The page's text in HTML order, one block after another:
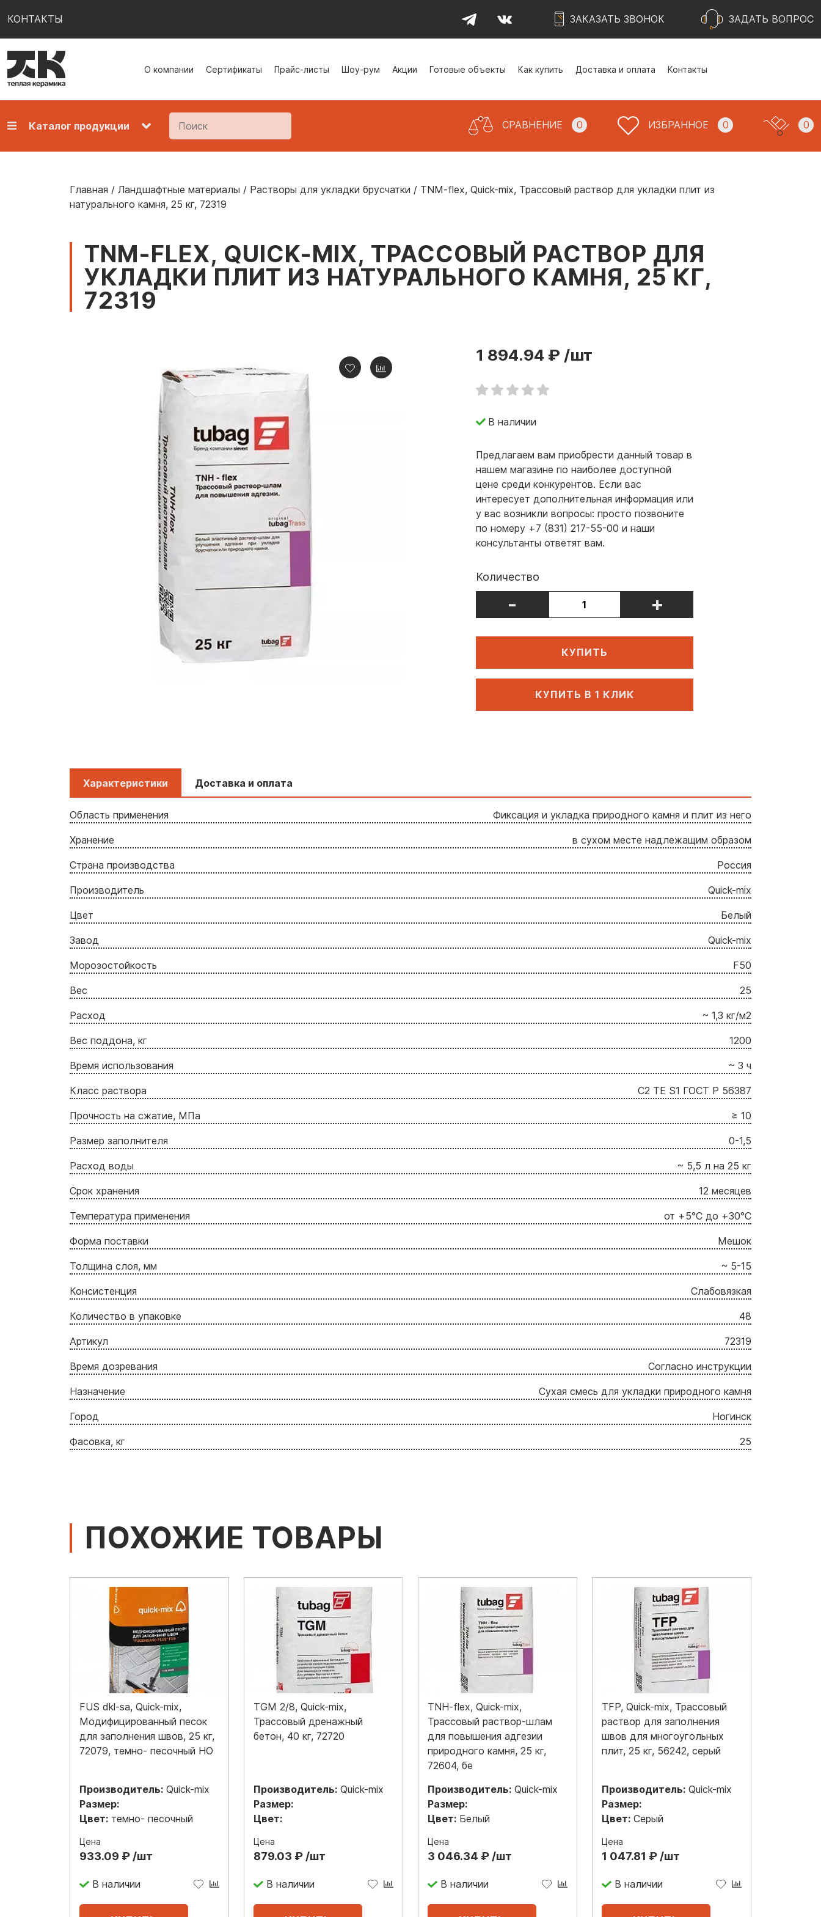
КОНТАКТЫ ЗАКАЗАТЬ ЗВОНОК ЗАДАТЬ ВОПРОС
О компании Сертификаты Прайс-листы Шоу-рум Акции Готовые объекты Как купить Доставка и оплата Контакты
Каталог продукции СРАВНЕНИЕ 0 ИЗБРАННОЕ 0 0
Главная / Ландшафтные материалы / Растворы для укладки брусчатки / TNM-flex, Quick-mix, Трассовый раствор для укладки плит из
натурального камня, 25 кг, 72319
TNM-FLEX, QUICK-MIX, ТРАССОВЫЙ РАСТВОР ДЛЯ
УКЛАДКИ ПЛИТ ИЗ НАТУРАЛЬНОГО КАМНЯ, 25 КГ,
72319
1 894.94 ₽ /шт
В наличии
Предлагаем вам приобрести данный товар в
нашем магазине по наиболее доступной
цене среди конкурентов. Если вас
интересует дополнительная информация или
у вас возникли вопросы: просто позвоните
по номеру +7 (831) 217-55-00 и наши
консультанты ответят вам.
Количество
- +
КУПИТЬ
КУПИТЬ В 1 КЛИК
Характеристики Доставка и оплата
Область применения Фиксация и укладка природного камня и плит из него
Хранение в сухом месте надлежащим образом
Страна производства Россия
Производитель Quick-mix
Цвет Белый
Завод Quick-mix
Морозостойкость F50
Вес 25
Расход ~ 1,3 кг/м2
Вес поддона, кг 1200
Время использования ~ 3 ч
Класс раствора С2 ТЕ S1 ГОСТ Р 56387
Прочность на сжатие, МПа ≥ 10
Размер заполнителя 0-1,5
Расход воды ~ 5,5 л на 25 кг
Срок хранения 12 месяцев
Температура применения от +5°C до +30°C
Форма поставки Мешок
Толщина слоя, мм ~ 5-15
Консистенция Слабовязкая
Количество в упаковке 48
Артикул 72319
Время дозревания Согласно инструкции
Назначение Сухая смесь для укладки природного камня
Город Ногинск
Фасовка, кг 25
ПОХОЖИЕ ТОВАРЫ
FUS dkl-sa, Quick-mix,
Модифицированный песок
для заполнения швов, 25 кг,
72079, темно- песочный НО
Производитель: Quick-mix
Размер:
Цвет: темно- песочный
Цена
933.09 ₽ /шт
В наличии
TGM 2/8, Quick-mix,
Трассовый дренажный
бетон, 40 кг, 72720
Производитель: Quick-mix
Размер:
Цвет:
Цена
879.03 ₽ /шт
В наличии
TNH-flex, Quick-mix,
Трассовый раствор-шлам
для повышения адгезии
природного камня, 25 кг,
72604, бе
Производитель: Quick-mix
Размер:
Цвет: Белый
Цена
3 046.34 ₽ /шт
В наличии
TFP, Quick-mix, Трассовый
раствор для заполнения
швов для многоугольных
плит, 25 кг, 56242, серый
Производитель: Quick-mix
Размер:
Цвет: Серый
Цена
1 047.81 ₽ /шт
В наличии